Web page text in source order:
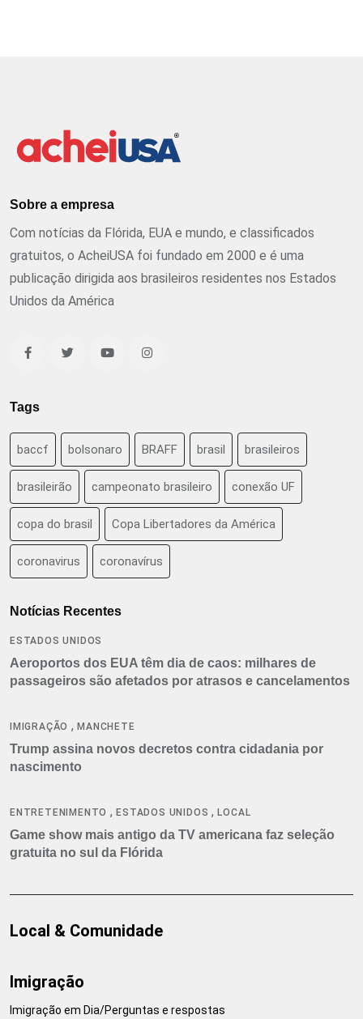
Sobre a empresa
Com notícias da Flórida, EUA e mundo, e classificados
gratuitos, o AcheiUSA foi fundado em 2000 e é uma
publicação dirigida aos brasileiros residentes nos Estados
Unidos da América
Tags
baccf bolsonaro BRAFF brasil brasileiros
brasileirão campeonato brasileiro conexão UF
copa do brasil Copa Libertadores da América
coronavirus coronavírus
Notícias Recentes
ESTADOS UNIDOS
Aeroportos dos EUA têm dia de caos: milhares de
passageiros são afetados por atrasos e cancelamentos
IMIGRAÇÃO ,MANCHETE
Trump assina novos decretos contra cidadania por
nascimento
ENTRETENIMENTO ,ESTADOS UNIDOS ,LOCAL
Game show mais antigo da TV americana faz seleção
gratuita no sul da Flórida
Local & Comunidade
Imigração
Imigração em Dia/Perguntas e respostas